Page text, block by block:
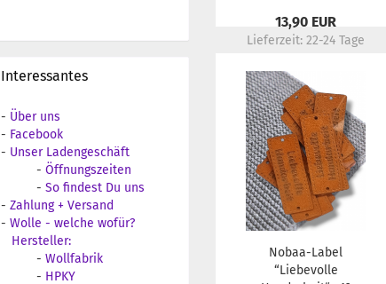
13,90 EUR
Lieferzeit:22-24 Tage
Nobaa-Label
“Liebevolle
Interessantes
- Über uns
- Facebook
- Unser Ladengeschäft
- Öffnungszeiten
- So findest Du uns
- Zahlung + Versand
- Wolle - welche wofür?
Hersteller:
- Wollfabrik
- HPKY